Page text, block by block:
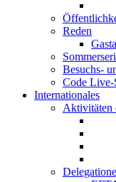
Reden
Besuchs-
Code Live-
Internationales
Aktivitäten